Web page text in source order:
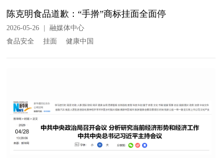
陈克明食品道歉：“手擀”商标挂面全面停
2026-05-26
融媒体中心
食品安全
挂面 健康中国